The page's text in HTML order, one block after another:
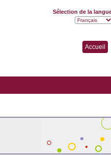
Accueil
Sélection de la